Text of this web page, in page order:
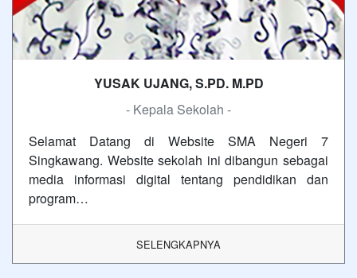
YUSAK UJANG, S.PD. M.PD
- Kepala Sekolah -
Selamat Datang di Website SMA Negeri 7
Singkawang. Website sekolah ini dibangun sebagai
media informasi digital tentang pendidikan dan
program…
SELENGKAPNYA